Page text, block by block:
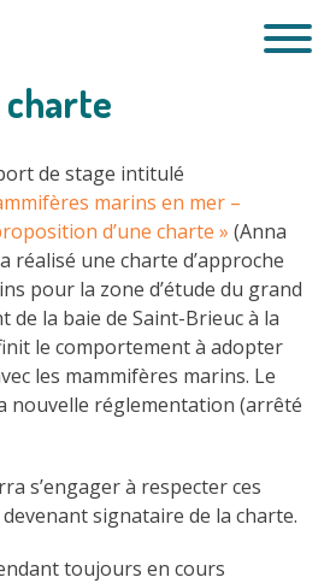
de stage intitulé
marins en mer –
d’une charte » (Anna
réalisé une charte d’approche
pour la zone d’étude du grand
de la baie de Saint-Brieuc à la
le comportement à adopter
les mammifères marins. Le
nouvelle réglementation (arrêté
s’engager à respecter ces
signataire de la charte.
toujours en cours